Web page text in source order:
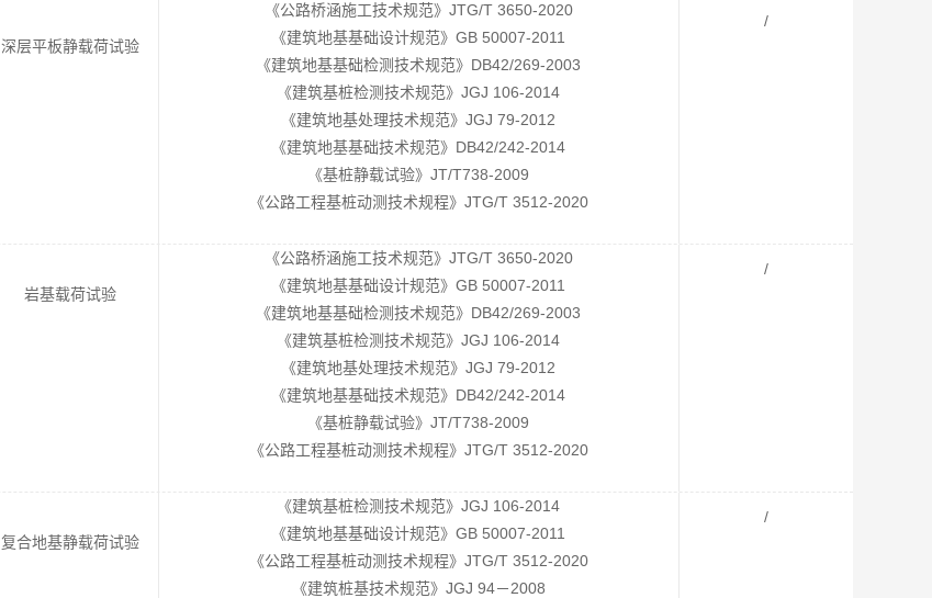
深层平板静载荷试验
《公路桥涵施工技术规范》JTG/T 3650-2020
《建筑地基基础设计规范》GB 50007-2011
《建筑地基基础检测技术规范》DB42/269-2003
《建筑基桩检测技术规范》JGJ 106-2014
《建筑地基处理技术规范》JGJ 79-2012
《建筑地基基础技术规范》DB42/242-2014
《基桩静载试验》JT/T738-2009
《公路工程基桩动测技术规程》JTG/T 3512-2020
/
岩基载荷试验
《公路桥涵施工技术规范》JTG/T 3650-2020
《建筑地基基础设计规范》GB 50007-2011
《建筑地基基础检测技术规范》DB42/269-2003
《建筑基桩检测技术规范》JGJ 106-2014
《建筑地基处理技术规范》JGJ 79-2012
《建筑地基基础技术规范》DB42/242-2014
《基桩静载试验》JT/T738-2009
《公路工程基桩动测技术规程》JTG/T 3512-2020
/
复合地基静载荷试验
《建筑基桩检测技术规范》JGJ 106-2014
《建筑地基基础设计规范》GB 50007-2011
《公路工程基桩动测技术规程》JTG/T 3512-2020
《建筑桩基技术规范》JGJ 94－2008
/